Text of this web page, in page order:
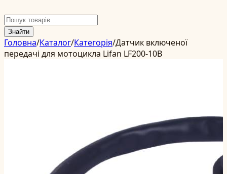
Знайти
Головна/Каталог/Категорія/Датчик включеної
передачі для мотоцикла Lifan LF200-10B